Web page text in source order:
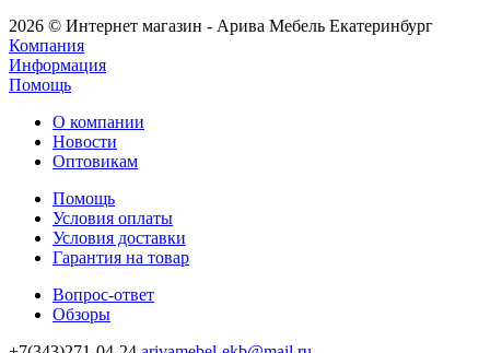
2026 © Интернет магазин - Арива Мебель Екатеринбург
Компания
Информация
Помощь
О компании
Новости
Оптовикам
Помощь
Условия оплаты
Условия доставки
Гарантия на товар
Вопрос-ответ
Обзоры